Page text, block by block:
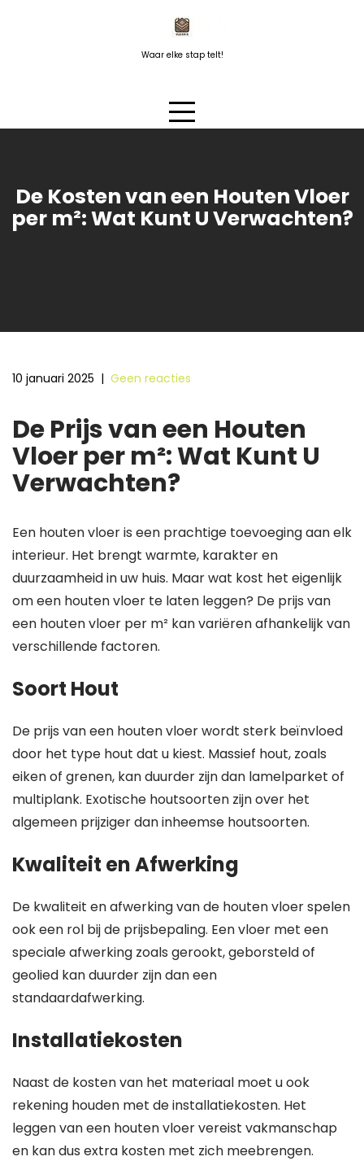
Waar elke stap telt!
De Kosten van een Houten Vloer
per m²: Wat Kunt U Verwachten?
10 januari 2025 | Geen reacties
De Prijs van een Houten
Vloer per m²: Wat Kunt U
Verwachten?
Een houten vloer is een prachtige toevoeging aan elk
interieur. Het brengt warmte, karakter en
duurzaamheid in uw huis. Maar wat kost het eigenlijk
om een houten vloer te laten leggen? De prijs van
een houten vloer per m² kan variëren afhankelijk van
verschillende factoren.
Soort Hout
De prijs van een houten vloer wordt sterk beïnvloed
door het type hout dat u kiest. Massief hout, zoals
eiken of grenen, kan duurder zijn dan lamelparket of
multiplank. Exotische houtsoorten zijn over het
algemeen prijziger dan inheemse houtsoorten.
Kwaliteit en Afwerking
De kwaliteit en afwerking van de houten vloer spelen
ook een rol bij de prijsbepaling. Een vloer met een
speciale afwerking zoals gerookt, geborsteld of
geolied kan duurder zijn dan een
standaardafwerking.
Installatiekosten
Naast de kosten van het materiaal moet u ook
rekening houden met de installatiekosten. Het
leggen van een houten vloer vereist vakmanschap
en kan dus extra kosten met zich meebrengen.